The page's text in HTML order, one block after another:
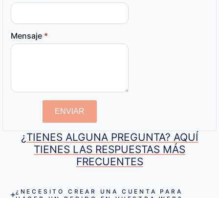
Mensaje *
ENVIAR
¿TIENES ALGUNA PREGUNTA? AQUÍ
TIENES LAS RESPUESTAS MÁS
FRECUENTES
¿NECESITO CREAR UNA CUENTA PARA